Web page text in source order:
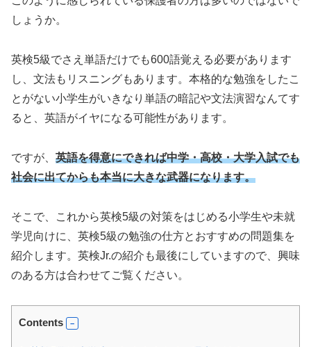
しょうか。
英検5級でさえ単語だけでも600語覚える必要があります
し、文法もリスニングもあります。本格的な勉強をしたこ
とがない小学生がいきなり単語の暗記や文法演習なんてす
ると、英語がイヤになる可能性があります。
ですが、 英語を得意にできれば中学・高校・大学入試でも
社会に出てからも本当に大きな武器になります。
そこで、これから英検5級の対策をはじめる小学生や未就
学児向けに、英検5級の勉強の仕方とおすすめの問題集を
紹介します。英検Jr.の紹介も最後にしていますので、興味
のある方は合わせてご覧ください。
Contents